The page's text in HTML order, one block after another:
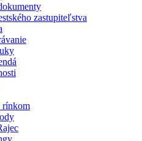
zastupiteľstva
rínkom